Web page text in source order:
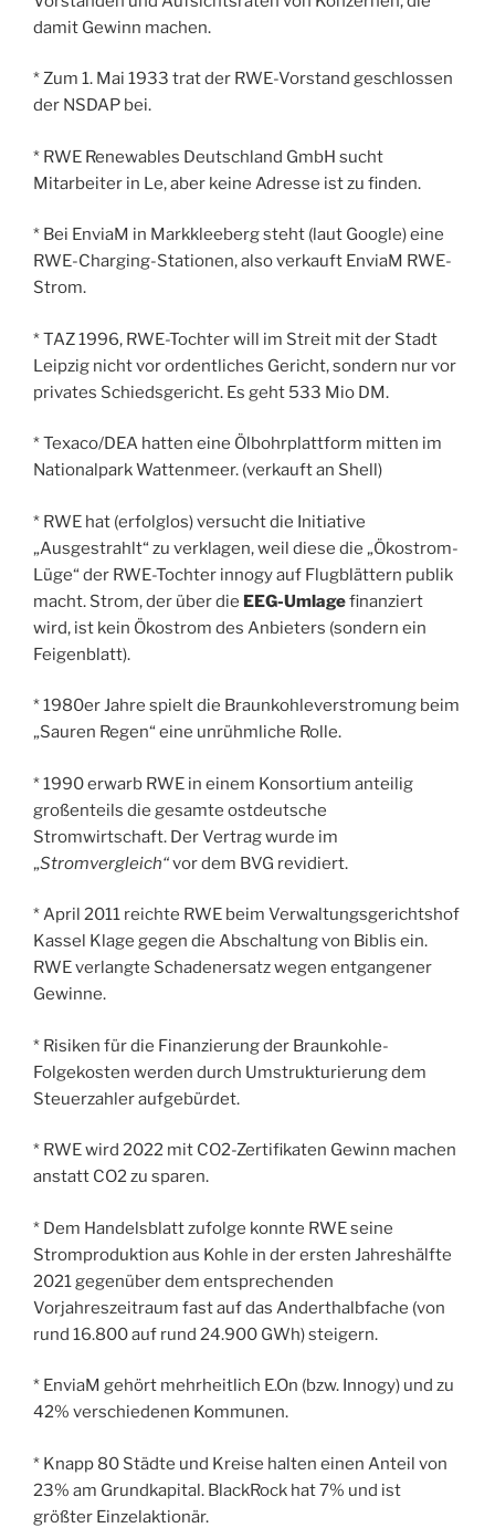
damit Gewinn machen.
* Zum 1. Mai 1933 trat der RWE-Vorstand geschlossen
der NSDAP bei.
* RWE Renewables Deutschland GmbH sucht
Mitarbeiter in Le, aber keine Adresse ist zu finden.
* Bei EnviaM in Markkleeberg steht (laut Google) eine
RWE-Charging-Stationen, also verkauft EnviaM RWE-
Strom.
* TAZ 1996, RWE-Tochter will im Streit mit der Stadt
Leipzig nicht vor ordentliches Gericht, sondern nur vor
privates Schiedsgericht. Es geht 533 Mio DM.
* Texaco/DEA hatten eine Ölbohrplattform mitten im
Nationalpark Wattenmeer. (verkauft an Shell)
* RWE hat (erfolglos) versucht die Initiative
„Ausgestrahlt“ zu verklagen, weil diese die „Ökostrom-
Lüge“ der RWE-Tochter innogy auf Flugblättern publik
macht. Strom, der über die EEG-Umlagefinanziert
wird, ist kein Ökostrom des Anbieters (sondern ein
Feigenblatt).
* 1980er Jahre spielt die Braunkohleverstromung beim
„Sauren Regen“ eine unrühmliche Rolle.
* 1990 erwarb RWE in einem Konsortium anteilig
großenteils die gesamte ostdeutsche
Stromwirtschaft. Der Vertrag wurde im
„Stromvergleich“vor dem BVG revidiert.
* April 2011 reichte RWE beim Verwaltungsgerichtshof
Kassel Klage gegen die Abschaltung von Biblis ein.
RWE verlangte Schadenersatz wegen entgangener
Gewinne.
* Risiken für die Finanzierung der Braunkohle-
Folgekosten werden durch Umstrukturierung dem
Steuerzahler aufgebürdet.
* RWE wird 2022 mit CO2-Zertifikaten Gewinn machen
anstatt CO2 zu sparen.
* Dem Handelsblatt zufolge konnte RWE seine
Stromproduktion aus Kohle in der ersten Jahreshälfte
2021 gegenüber dem entsprechenden
Vorjahreszeitraum fast auf das Anderthalbfache (von
rund 16.800 auf rund 24.900 GWh) steigern.
* EnviaM gehört mehrheitlich E.On (bzw. Innogy) und zu
42% verschiedenen Kommunen.
* Knapp 80 Städte und Kreise halten einen Anteil von
23% am Grundkapital. BlackRock hat 7% und ist
größter Einzelaktionär.